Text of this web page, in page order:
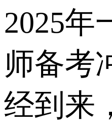
2025年
师备考
经到来